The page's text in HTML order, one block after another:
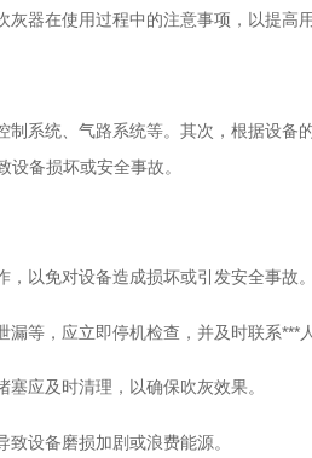
器在使用过程中的注意事项，以提高
系统、气路系统等。其次，根据设备
备损坏或安全事故。
以免对设备造成损坏或引发安全事故。
，应立即停机检查，并及时联系***人
应及时清理，以确保吹灰效果。
设备磨损加剧或浪费能源。